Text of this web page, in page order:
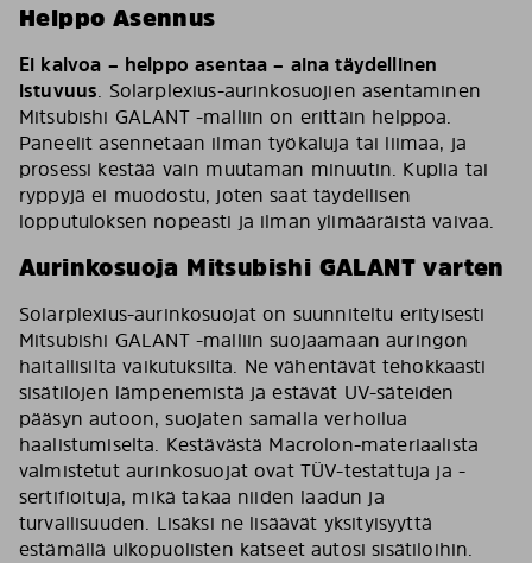
Helppo Asennus
Ei kalvoa – helppo asentaa – aina täydellinen
istuvuus. Solarplexius-aurinkosuojien asentaminen
Mitsubishi GALANT -malliin on erittäin helppoa.
Paneelit asennetaan ilman työkaluja tai liimaa, ja
prosessi kestää vain muutaman minuutin. Kuplia tai
ryppyjä ei muodostu, joten saat täydellisen
lopputuloksen nopeasti ja ilman ylimääräistä vaivaa.
Aurinkosuoja Mitsubishi GALANT varten
Solarplexius-aurinkosuojat on suunniteltu erityisesti
Mitsubishi GALANT -malliin suojaamaan auringon
haitallisilta vaikutuksilta. Ne vähentävät tehokkaasti
sisätilojen lämpenemistä ja estävät UV-säteiden
pääsyn autoon, suojaten samalla verhoilua
haalistumiselta. Kestävästä Macrolon-materiaalista
valmistetut aurinkosuojat ovat TÜV-testattuja ja -
sertifioituja, mikä takaa niiden laadun ja
turvallisuuden. Lisäksi ne lisäävät yksityisyyttä
estämällä ulkopuolisten katseet autosi sisätiloihin.